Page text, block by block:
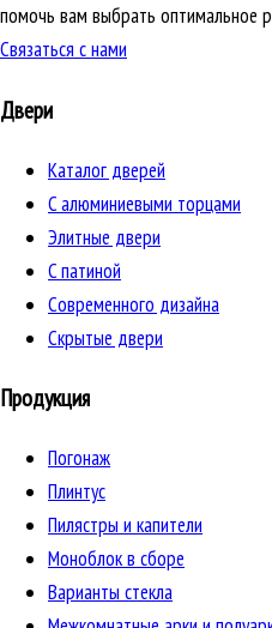
помочь вам выбрать оптимальное
Связаться с нами
Двери
Каталог дверей
C алюминиевыми торцами
Элитные двери
C патиной
Cовременного дизайна
Скрытые двери
Продукция
Погонаж
Плинтус
Пилястры и капители
Моноблок в сборе
Варианты стекла